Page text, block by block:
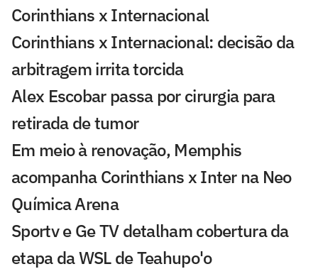
Corinthians x Internacional
Corinthians x Internacional: decisão da
arbitragem irrita torcida
Alex Escobar passa por cirurgia para
retirada de tumor
Em meio à renovação, Memphis
acompanha Corinthians x Inter na Neo
Química Arena
Sportv e Ge TV detalham cobertura da
etapa da WSL de Teahupo'o